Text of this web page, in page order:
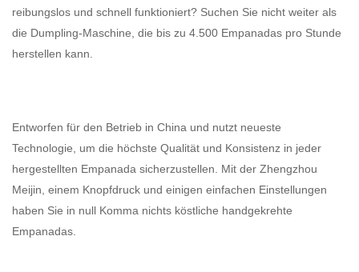
reibungslos und schnell funktioniert? Suchen Sie nicht weiter als
die Dumpling-Maschine, die bis zu 4.500 Empanadas pro Stunde
herstellen kann.
Entworfen für den Betrieb in China und nutzt neueste
Technologie, um die höchste Qualität und Konsistenz in jeder
hergestellten Empanada sicherzustellen. Mit der Zhengzhou
Meijin, einem Knopfdruck und einigen einfachen Einstellungen
haben Sie in null Komma nichts köstliche handgekrehte
Empanadas.